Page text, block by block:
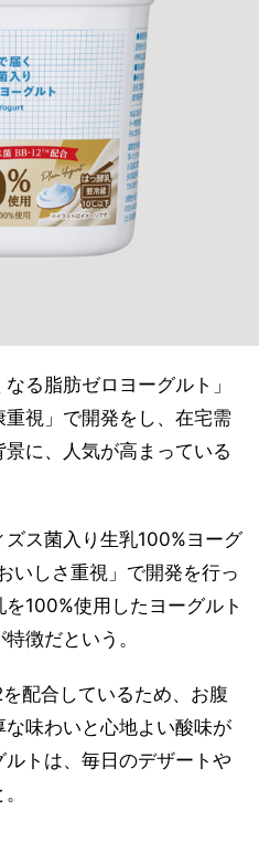
る脂肪ゼロヨーグルト」
視」で開発をし、在宅需
に、人気が高まっている
ズス菌入り生乳100%ヨーグ
いしさ重視」で開発を行っ
100%使用したヨーグルト
徴だという。
配合しているため、お腹
味わいと心地よい酸味が
トは、毎日のデザートや